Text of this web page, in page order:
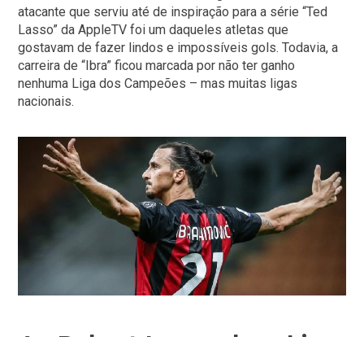
atacante que serviu até de inspiração para a série “Ted
Lasso” da AppleTV foi um daqueles atletas que
gostavam de fazer lindos e impossíveis gols. Todavia, a
carreira de “Ibra” ficou marcada por não ter ganho
nenhuma Liga dos Campeões – mas muitas ligas
nacionais.